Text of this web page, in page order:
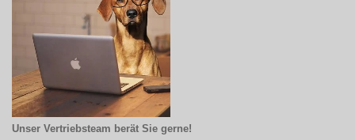
Unser Vertriebsteam berät Sie gerne!